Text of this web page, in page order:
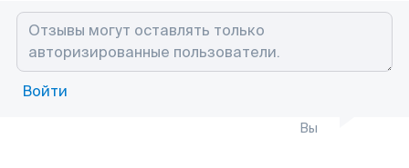
Войти
Вы